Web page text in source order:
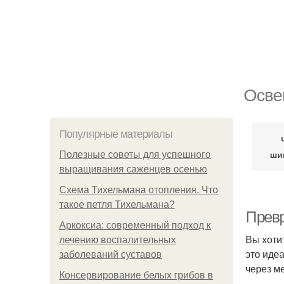
Популярные материалы
Полезные советы для успешного
выращивания саженцев осенью
Схема Тихельмана отопления. Что
такое петля Тихельмана?
Аркоксиа: современный подход к
лечению воспалительных
заболеваний суставов
Консервирование белых грибов в
Вы
это
через